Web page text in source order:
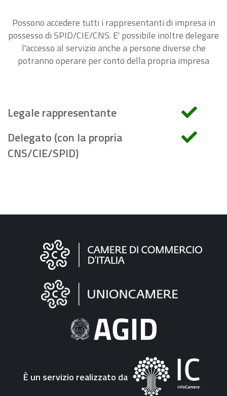
Possono accedere tutti i rappresentanti di impresa in
possesso di SPID/CIE/CNS. E' possibile inoltre delegare
l'accesso al servizio anche a persone diverse che
potranno operare per conto della propria impresa
Legale rappresentante
Delegato (con la propria
CNS/CIE/SPID)
Informazioni
"Fattura
Elettronica"
È un servizio realizzato da